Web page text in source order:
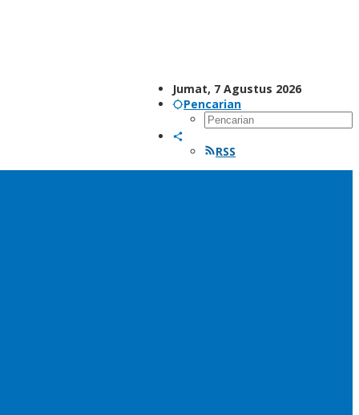
Jumat, 7 Agustus 2026
Pencarian
RSS